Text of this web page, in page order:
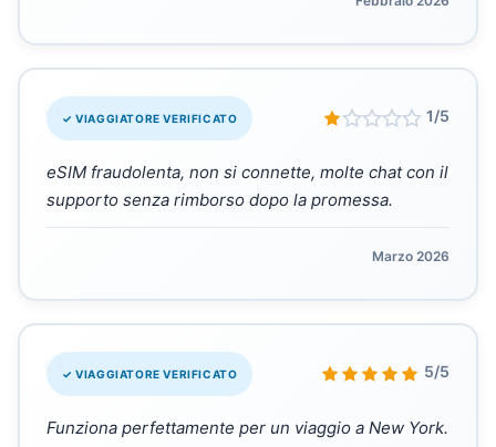
✓ VIAGGIATORE VERIFICATO 1/5
“
eSIM fraudolenta, non si connette, molte chat con il
supporto senza rimborso dopo la promessa.
Marzo 2026
✓ VIAGGIATORE VERIFICATO 5/5
“
Funziona perfettamente per un viaggio a New York.